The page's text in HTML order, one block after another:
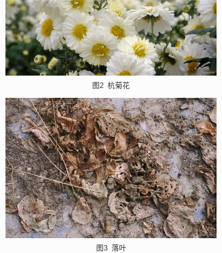
图2 杭菊花
图3 落叶